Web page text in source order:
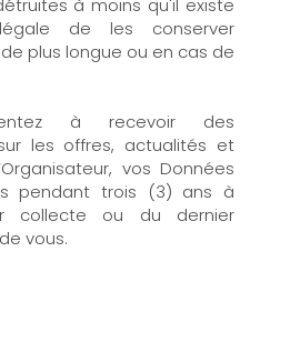
de les conserver
plus longue ou en cas de
à recevoir des
les offres, actualités et
vos Données
pendant trois (3) ans à
collecte ou du dernier
vous.